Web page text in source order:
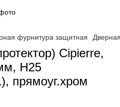
фурнитура защитная
Cipierre,
Н25
прямоуг.хром